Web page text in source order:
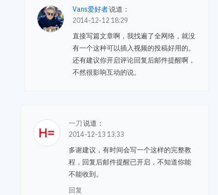
Vans爱好者说道：
2014-12-12 18:29
直接写篇文章啊，我找遍了全网络，就没
有一个这种可以插入视频的投稿好用的。
还有建议你开启评论回复后邮件提醒啊，
不然很影响互动的说。
一刀说道：
2014-12-13 13:33
多谢建议，有时间会写一个这样的完整教
程，回复后邮件提醒已开启，不知道你能
不能收到。
回复